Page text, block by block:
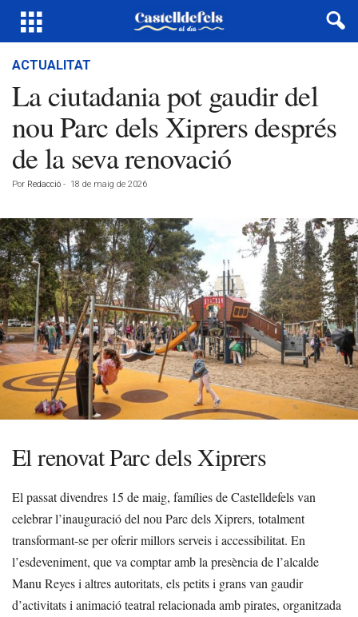
ACTUALITAT
La ciutadania pot gaudir del
nou Parc dels Xiprers després
de la seva renovació
Por Redacció - 18 de maig de 2026
El renovat Parc dels Xiprers
El passat divendres 15 de maig, famílies de Castelldefels van
celebrar l’inauguració del nou Parc dels Xiprers, totalment
transformant-se per oferir millors serveis i accessibilitat. En
l’esdeveniment, que va comptar amb la presència de l’alcalde
Manu Reyes i altres autoritats, els petits i grans van gaudir
d’activitats i animació teatral relacionada amb pirates, organitzada